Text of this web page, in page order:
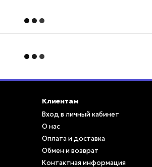
Клиентам
Вход в личный кабинет
О нас
Оплата и доставка
Обмен и возврат
Контактная информация